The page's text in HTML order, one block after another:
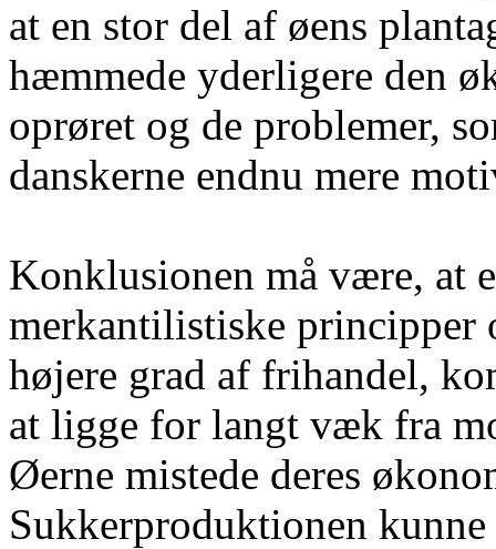
at en stor del af øens
hæmmede yderligere den
oprøret og de problemer,
danskerne endnu mere
Konklusionen må være, at
merkantilistiske
højere grad af frihandel,
at ligge for langt væk fra
Øerne mistede deres
Sukkerproduktionen